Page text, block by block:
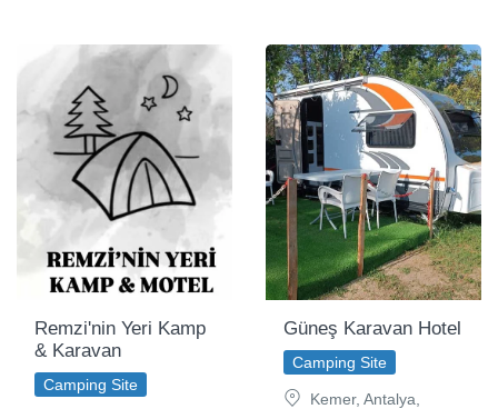
Remzi'nin Yeri Kamp
& Karavan
Camping Site
Güneş Karavan Hotel
Camping Site
Kemer, Antalya,